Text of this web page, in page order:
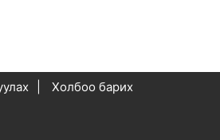
Холбоо барих